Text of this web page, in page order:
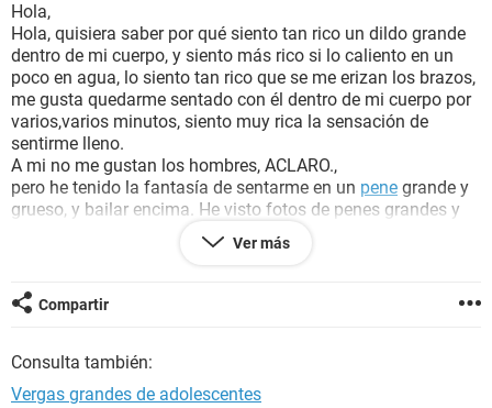
BIENESTAR
SEXUALIDAD
GLOSARIO
Hola,
Hola, quisiera saber por qué siento tan rico un dildo grande
dentro de mi cuerpo, y siento más rico si lo caliento en un
poco en agua, lo siento tan rico que se me erizan los brazos,
me gusta quedarme sentado con él dentro de mi cuerpo por
varios,varios minutos, siento muy rica la sensación de
sentirme lleno.
A mi no me gustan los hombres, ACLARO.,
pero he tenido la fantasía de sentarme en un pene grande y
grueso, y bailar encima. He visto fotos de penes grandes y
fantaseo chupandolos y bailando encima de ellos,
completamente penetrado, y fantaseo probando el
verdad, pero no me llaman nada la atención los hombres.
Pero si fantaseo con un pene grande y caliente.
Ver más
Compartir
Consulta también:
Vergas grandes de adolescentes